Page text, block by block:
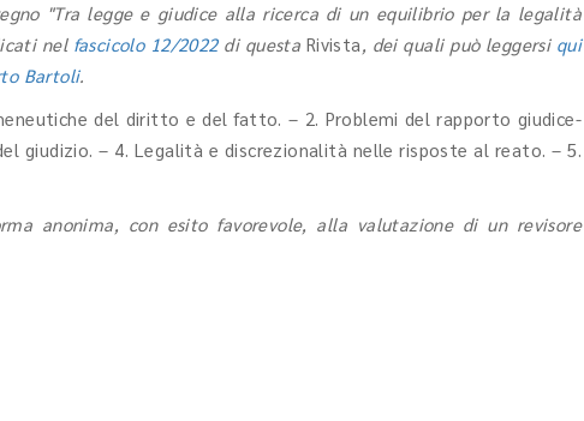
"Tra legge e giudice alla ricerca di un equilibrio per la legalità
nel fascicolo 12/2022di questa Rivista, dei quali può leggersi qui
Bartoli.
del diritto e del fatto. – 2. Problemi del rapporto giudice-
giudizio. – 4. Legalità e discrezionalità nelle risposte al reato. – 5.
anonima, con esito favorevole, alla valutazione di un revisore